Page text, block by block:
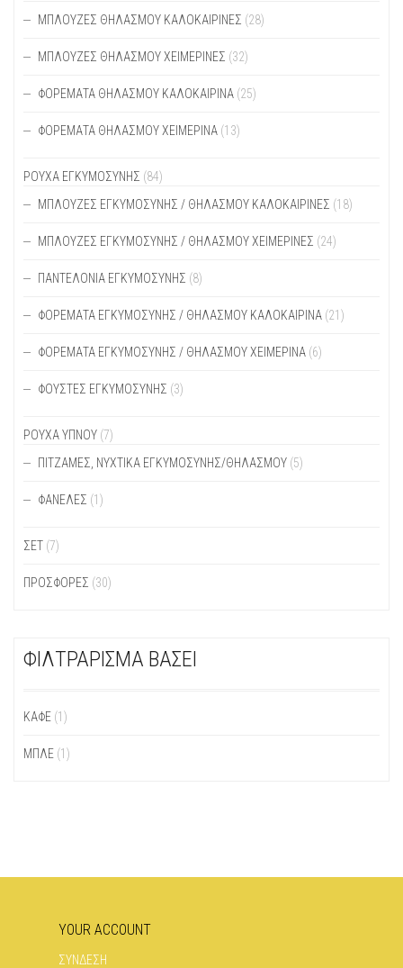
ΜΠΛΟΎΖΕΣ ΘΗΛΑΣΜΟΎ ΚΑΛΟΚΑΙΡΙΝΈΣ (28)
ΜΠΛΟΎΖΕΣ ΘΗΛΑΣΜΟΎ ΧΕΙΜΕΡΙΝΈΣ (32)
ΦΟΡΈΜΑΤΑ ΘΗΛΑΣΜΟΎ ΚΑΛΟΚΑΙΡΙΝΆ (25)
ΦΟΡΈΜΑΤΑ ΘΗΛΑΣΜΟΎ ΧΕΙΜΕΡΙΝΆ (13)
ΡΟΥΧΑ ΕΓΚΥΜΟΣΥΝΗΣ (84)
ΜΠΛΟΎΖΕΣ ΕΓΚΥΜΟΣΎΝΗΣ / ΘΗΛΑΣΜΟΎ ΚΑΛΟΚΑΙΡΙΝΈΣ (18)
ΜΠΛΟΎΖΕΣ ΕΓΚΥΜΟΣΎΝΗΣ / ΘΗΛΑΣΜΟΎ ΧΕΙΜΕΡΙΝΈΣ (24)
ΠΑΝΤΕΛΌΝΙΑ ΕΓΚΥΜΟΣΎΝΗΣ (8)
ΦΟΡΈΜΑΤΑ ΕΓΚΥΜΟΣΎΝΗΣ / ΘΗΛΑΣΜΟΎ ΚΑΛΟΚΑΙΡΙΝΆ (21)
ΦΟΡΈΜΑΤΑ ΕΓΚΥΜΟΣΎΝΗΣ / ΘΗΛΑΣΜΟΎ ΧΕΙΜΕΡΙΝΆ (6)
ΦΟΎΣΤΕΣ ΕΓΚΥΜΟΣΎΝΗΣ (3)
ΡΟΥΧΑ ΥΠΝΟΥ (7)
ΠΙΤΖΆΜΕΣ, ΝΥΧΤΙΚΆ ΕΓΚΥΜΟΣΎΝΗΣ/ΘΗΛΑΣΜΟΎ (5)
ΦΑΝΈΛΕΣ (1)
ΣΕΤ (7)
ΠΡΟΣΦΟΡΕΣ (30)
ΦΙΛΤΡΑΡΙΣΜΑ ΒΑΣΕΙ
ΚΑΦΈ (1)
ΜΠΛΕ (1)
YOUR ACCOUNT
ΣΥΝΔΕΣΗ